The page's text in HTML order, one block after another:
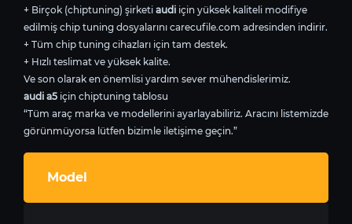
+ Birçok (chiptuning) şirketi audi için yüksek kaliteli modifiye
edilmiş chip tuning dosyalarını carecufile.com adresinden indirir.
+ Tüm chip tuning cihazları için tam destek.
+ Hızlı teslimat ve yüksek kalite.
Ve son olarak en önemlisi yardım sever mühendislerimiz.
audi a5 için chiptuning tablosu
“Tüm araç marka ve modellerini ayarlayabiliriz. Aracını listemizde
görünmüyorsa lütfen bizimle iletişime geçin.”
Model